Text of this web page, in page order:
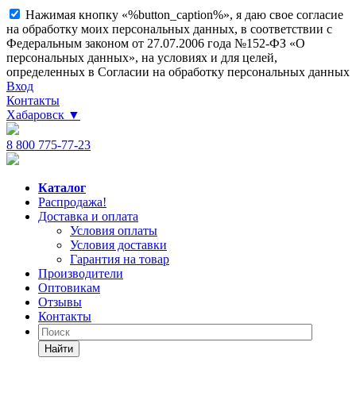
Нажимая кнопку «%button_caption%», я даю свое согласие
на обработку моих персональных данных, в соответствии с
Федеральным законом от 27.07.2006 года №152-ФЗ «О
персональных данных», на условиях и для целей,
определенных в Согласии на обработку персональных данных
Вход
Контакты
Хабаровск ▼
8 800 775-77-23
Каталог
Распродажа!
Доставка и оплата
Условия оплаты
Условия доставки
Гарантия на товар
Производители
Оптовикам
Отзывы
Контакты
Найти